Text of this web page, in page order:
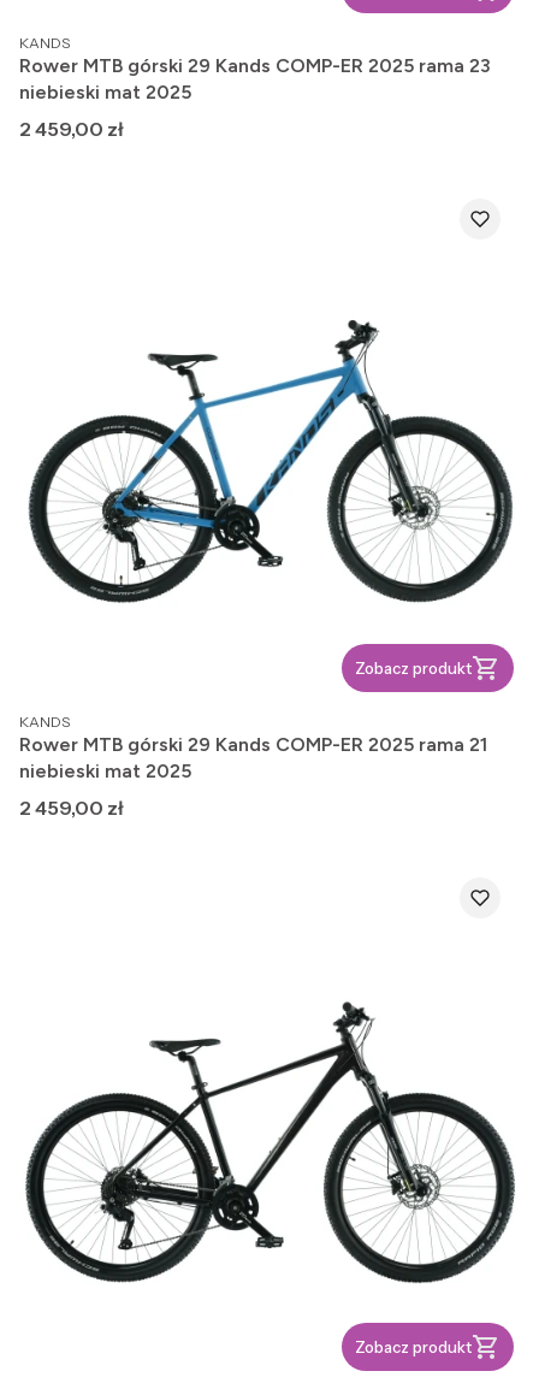
PRODUCENT
KANDS
Rower MTB górski 29 Kands COMP-ER 2025 rama 23
niebieski mat 2025
Cena
2 459,00 zł
Zobacz produkt
PRODUCENT
KANDS
Rower MTB górski 29 Kands COMP-ER 2025 rama 21
niebieski mat 2025
Cena
2 459,00 zł
Zobacz produkt